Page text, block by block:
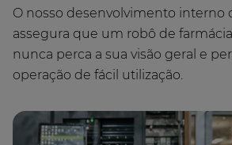
O nosso desenvolvimento interno
assegura que um robô de
nunca perca a sua visão geral e
operação de fácil utilização.